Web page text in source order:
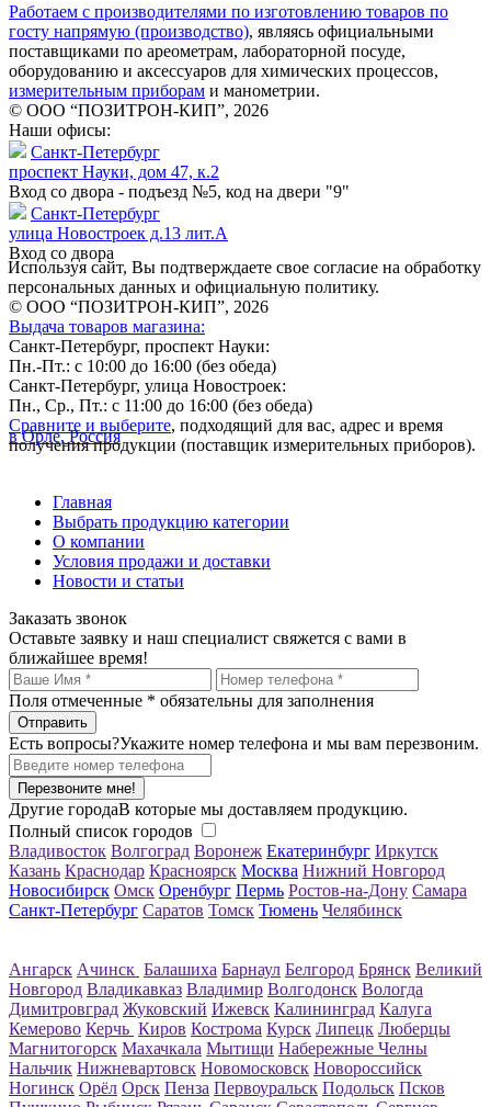
Работаем с производителями по изготовлению товаров по
госту напрямую (производство), являясь официальными
поставщиками по ареометрам, лабораторной посуде,
оборудованию и аксессуаров для химических процессов,
измерительным приборам и манометрии.
© ООО “ПОЗИТРОН-КИП”, 2026
Наши офисы:
Санкт-Петербург
проспект Науки, дом 47, к.2
Вход со двора - подъезд №5, код на двери "9"
Санкт-Петербург
улица Новостроек д.13 лит.А
Вход со двора
Используя сайт, Вы подтверждаете свое согласие на обработку
персональных данных и официальную политику.
© ООО “ПОЗИТРОН-КИП”, 2026
Выдача товаров магазина:
Санкт-Петербург, проспект Науки:
Пн.-Пт.: с 10:00 до 16:00 (без обеда)
Санкт-Петербург, улица Новостроек:
Пн., Ср., Пт.: с 11:00 до 16:00 (без обеда)
Сравните и выберите, подходящий для вас, адрес и время
получения продукции (поставщик измерительных приборов).
в Орле, Россия
Главная
Выбрать продукцию категории
О компании
Условия продажи и доставки
Новости и статьи
Заказать звонок
Оставьте заявку и наш специалист свяжется с вами в
ближайшее время!
Поля отмеченные * обязательны для заполнения
Есть вопросы?Укажите номер телефона и мы вам перезвоним.
Перезвоните мне!
Другие городаВ которые мы доставляем продукцию.
Полный список городов
Владивосток Волгоград Воронеж Екатеринбург Иркутск
Казань Краснодар Красноярск Москва Нижний Новгород
Новосибирск Омск Оренбург Пермь Ростов-на-Дону Самара
Санкт-Петербург Саратов Томск Тюмень Челябинск
Ангарск Ачинск Балашиха Барнаул Белгород Брянск Великий
Новгород Владикавказ Владимир Волгодонск Вологда
Димитровград Жуковский Ижевск Калининград Калуга
Кемерово Керчь Киров Кострома Курск Липецк Люберцы
Магнитогорск Махачкала Мытищи Набережные Челны
Нальчик Нижневартовск Новомосковск Новороссийск
Ногинск Орёл Орск Пенза Первоуральск Подольск Псков